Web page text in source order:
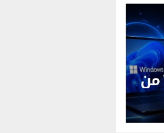
Windows 11 26H1 من